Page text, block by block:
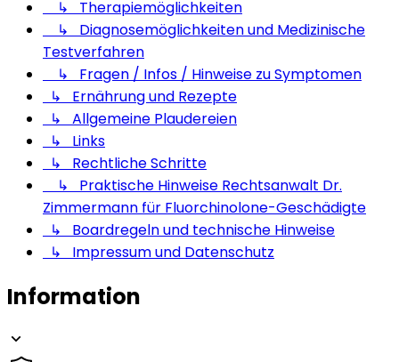
↳ Therapiemöglichkeiten
↳ Diagnosemöglichkeiten und Medizinische
Testverfahren
↳ Fragen / Infos / Hinweise zu Symptomen
↳ Ernährung und Rezepte
↳ Allgemeine Plaudereien
↳ Links
↳ Rechtliche Schritte
↳ Praktische Hinweise Rechtsanwalt Dr.
Zimmermann für Fluorchinolone-Geschädigte
↳ Boardregeln und technische Hinweise
↳ Impressum und Datenschutz
Information